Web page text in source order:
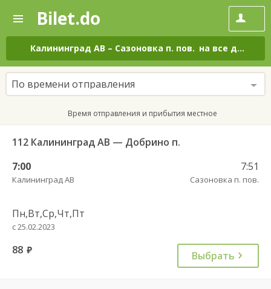
—
Поиск
и
покупка
билетов
на
автобус
онлайн
Bilet.do
Калининград АВ – Сазоновка п. пов. на все дни
По времени отправления
Время отправления и прибытия местное
112 Калининград АВ — Добрино п.
7:00
Калининград АВ
7:51
Сазоновка п. пов.
Пн,Вт,Ср,Чт,Пт
с 25.02.2023
88 руб. Выбрать